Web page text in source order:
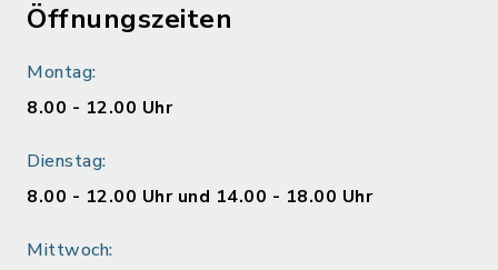
Öffnungszeiten
Montag:
8.00 - 12.00 Uhr
Dienstag:
8.00 - 12.00 Uhr und 14.00 - 18.00 Uhr
Mittwoch: